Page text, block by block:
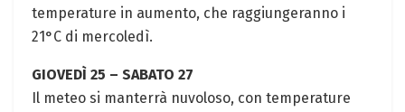
temperature in aumento, che raggiungeranno i
21°C di mercoledì.
GIOVEDÌ 25 – SABATO 27
Il meteo si manterrà nuvoloso, con temperature